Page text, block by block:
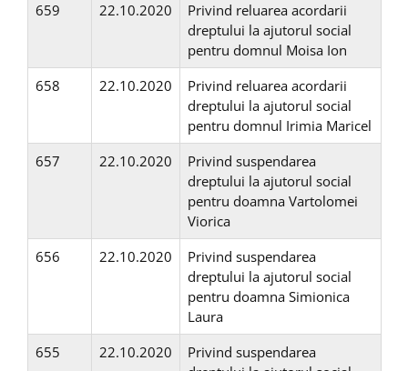
659
22.10.2020
Privind reluarea acordarii
dreptului la ajutorul social
pentru domnul Moisa Ion
658
22.10.2020
Privind reluarea acordarii
dreptului la ajutorul social
pentru domnul Irimia Maricel
657
22.10.2020
Privind suspendarea
dreptului la ajutorul social
pentru doamna Vartolomei
Viorica
656
22.10.2020
Privind suspendarea
dreptului la ajutorul social
pentru doamna Simionica
Laura
655
22.10.2020
Privind suspendarea